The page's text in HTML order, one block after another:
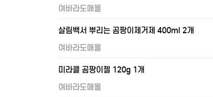
여바라도매몰
살림백서 뿌리는 곰팡이제거제 400ml 2개
여바라도매몰
미라클 곰팡이젤 120g 1개
여바라도매몰